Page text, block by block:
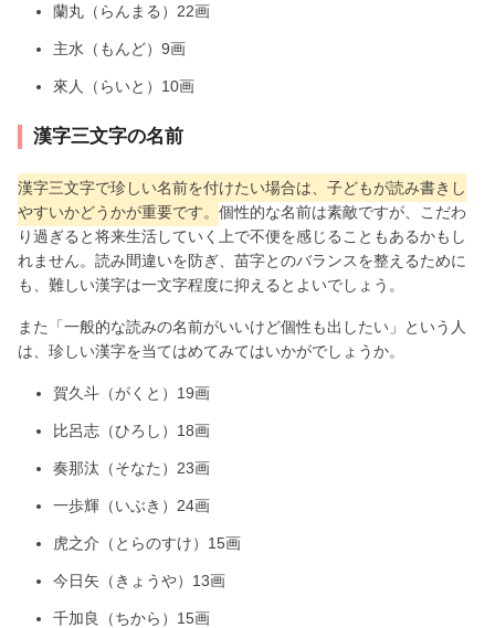
蘭丸（らんまる）22画
主水（もんど）9画
來人（らいと）10画
漢字三文字の名前
漢字三文字で珍しい名前を付けたい場合は、子どもが読み書きし
やすいかどうかが重要です。 個性的な名前は素敵ですが、こだわ
り過ぎると将来生活していく上で不便を感じることもあるかもし
れません。読み間違いを防ぎ、苗字とのバランスを整えるために
も、難しい漢字は一文字程度に抑えるとよいでしょう。
また「一般的な読みの名前がいいけど個性も出したい」という人
は、珍しい漢字を当てはめてみてはいかがでしょうか。
賀久斗（がくと）19画
比呂志（ひろし）18画
奏那汰（そなた）23画
一歩輝（いぶき）24画
虎之介（とらのすけ）15画
今日矢（きょうや）13画
千加良（ちから）15画